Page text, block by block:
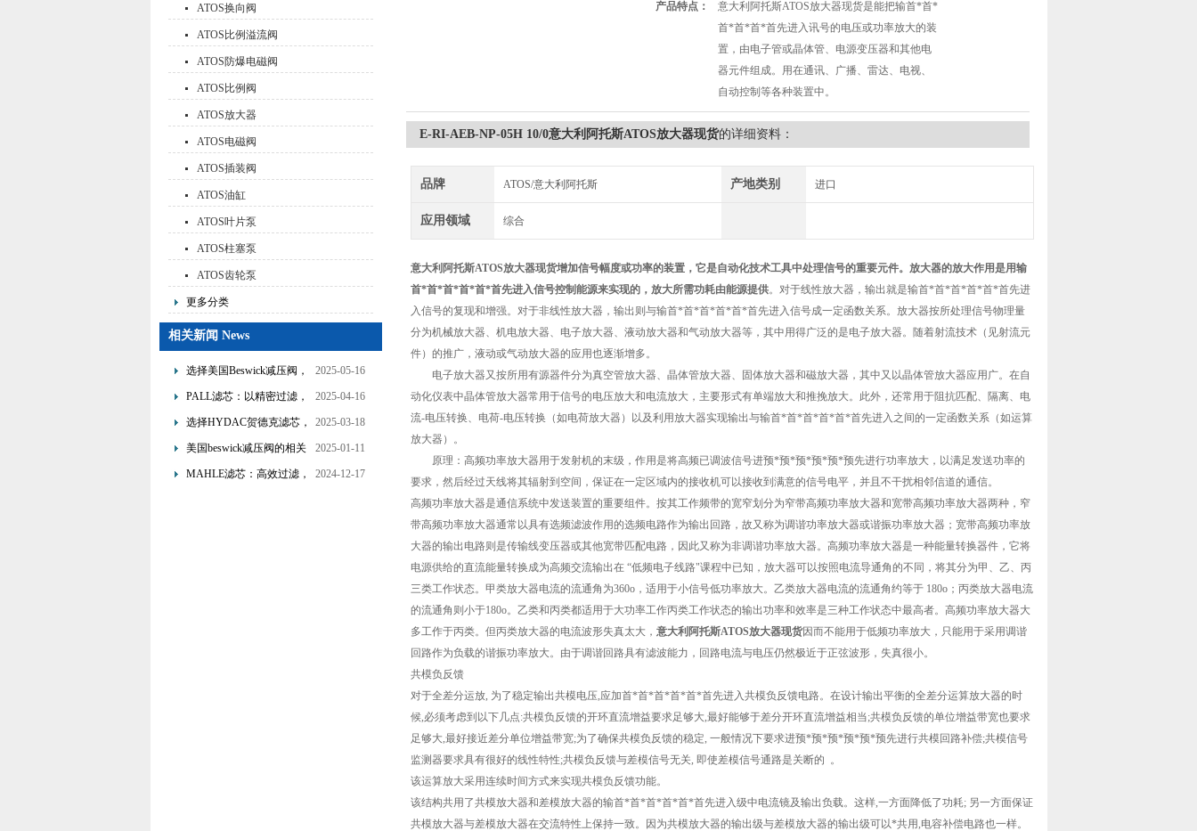
ATOS换向阀
ATOS比例溢流阀
ATOS防爆电磁阀
ATOS比例阀
ATOS放大器
ATOS电磁阀
ATOS插装阀
ATOS油缸
ATOS叶片泵
ATOS柱塞泵
ATOS齿轮泵
更多分类
相关新闻 News
选择美国Beswick减压阀，
提升流体系统效率
2025-05-16
PALL滤芯：以精密过滤，
为工业流体筑起“隐形安全
2025-04-16
选择HYDAC贺德克滤芯，
享受精准过滤与稳定性能
2025-03-18
美国beswick减压阀的相关
知识
2025-01-11
MAHLE滤芯：高效过滤，
2024-12-17
产品特点：
意大利阿托斯ATOS放大器现货是能把输首*首*
首*首*首*首先进入讯号的电压或功率放大的装
置，由电子管或晶体管、电源变压器和其他电
器元件组成。用在通讯、广播、雷达、电视、
自动控制等各种装置中。
E-RI-AEB-NP-05H 10/0意大利阿托斯ATOS放大器现货的详细资料：
品牌 ATOS/意大利阿托斯 产地类别 进口
应用领域 综合
意大利阿托斯ATOS放大器现货增加信号幅度或功率的装置，它是自动化技术工具中处理信号的重要元件。放大器的放大作用是用输
首*首*首*首*首*首先进入信号控制能源来实现的，放大所需功耗由能源提供。对于线性放大器，输出就是输首*首*首*首*首*首先进
入信号的复现和增强。对于非线性放大器，输出则与输首*首*首*首*首*首先进入信号成一定函数关系。放大器按所处理信号物理量
分为机械放大器、机电放大器、电子放大器、液动放大器和气动放大器等，其中用得广泛的是电子放大器。随着射流技术（见射流元
件）的推广，液动或气动放大器的应用也逐渐增多。
电子放大器又按所用有源器件分为真空管放大器、晶体管放大器、固体放大器和磁放大器，其中又以晶体管放大器应用广。在自
动化仪表中晶体管放大器常用于信号的电压放大和电流放大，主要形式有单端放大和推挽放大。此外，还常用于阻抗匹配、隔离、电
流-电压转换、电荷-电压转换（如电荷放大器）以及利用放大器实现输出与输首*首*首*首*首*首先进入之间的一定函数关系（如运算
放大器）。
原理：高频功率放大器用于发射机的末级，作用是将高频已调波信号进预*预*预*预*预*预先进行功率放大，以满足发送功率的
要求，然后经过天线将其辐射到空间，保证在一定区域内的接收机可以接收到满意的信号电平，并且不干扰相邻信道的通信。
高频功率放大器是通信系统中发送装置的重要组件。按其工作频带的宽窄划分为窄带高频功率放大器和宽带高频功率放大器两种，窄
带高频功率放大器通常以具有选频滤波作用的选频电路作为输出回路，故又称为调谐功率放大器或谐振功率放大器；宽带高频功率放
大器的输出电路则是传输线变压器或其他宽带匹配电路，因此又称为非调谐功率放大器。高频功率放大器是一种能量转换器件，它将
电源供给的直流能量转换成为高频交流输出在 “低频电子线路"课程中已知，放大器可以按照电流导通角的不同，将其分为甲、乙、丙
三类工作状态。甲类放大器电流的流通角为360o，适用于小信号低功率放大。乙类放大器电流的流通角约等于 180o；丙类放大器电流
的流通角则小于180o。乙类和丙类都适用于大功率工作丙类工作状态的输出功率和效率是三种工作状态中最高者。高频功率放大器大
多工作于丙类。但丙类放大器的电流波形失真太大， 意大利阿托斯ATOS放大器现货因而不能用于低频功率放大，只能用于采用调谐
回路作为负载的谐振功率放大。由于调谐回路具有滤波能力，回路电流与电压仍然极近于正弦波形，失真很小。
共模负反馈
对于全差分运放, 为了稳定输出共模电压,应加首*首*首*首*首*首先进入共模负反馈电路。在设计输出平衡的全差分运算放大器的时
候,必须考虑到以下几点:共模负反馈的开环直流增益要求足够大,最好能够于差分开环直流增益相当;共模负反馈的单位增益带宽也要求
足够大,最好接近差分单位增益带宽;为了确保共模负反馈的稳定, 一般情况下要求进预*预*预*预*预*预先进行共模回路补偿;共模信号
监测器要求具有很好的线性特性;共模负反馈与差模信号无关, 即使差模信号通路是关断的 。
该运算放大采用连续时间方式来实现共模负反馈功能。
该结构共用了共模放大器和差模放大器的输首*首*首*首*首*首先进入级中电流镜及输出负载。这样,一方面降低了功耗; 另一方面保证
共模放大器与差模放大器在交流特性上保持一致。因为共模放大器的输出级与差模放大器的输出级可以*共用,电容补偿电路也一样。